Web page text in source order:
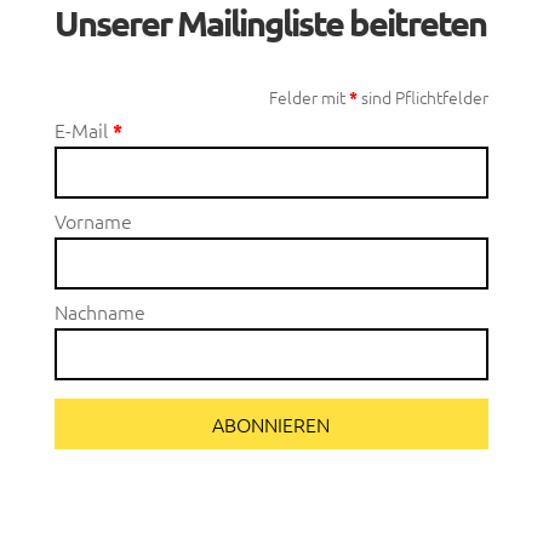
Unserer Mailingliste beitreten
Felder mit*sind Pflichtfelder
E-Mail *
Vorname
Nachname